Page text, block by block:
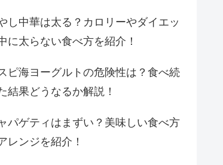
し中華は太る？カロリーやダイエッ
に太らない食べ方を紹介！
ピ海ヨーグルトの危険性は？食べ続
結果どうなるか解説！
パゲティはまずい？美味しい食べ方
レンジを紹介！